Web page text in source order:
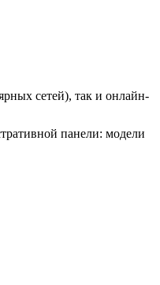
сетей), так и онлайн-
панели: модели